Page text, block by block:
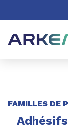
Aller à la
FAMILLES DE